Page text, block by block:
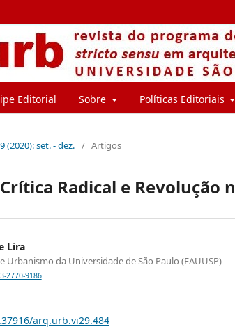
Editorial Sobre Políticas Editoriais
(2020): set. - dez. / Artigos
Radical e Revolução
Lira
Urbanismo da Universidade de São Paulo (FAUUSP)
2770-9186
arq.urb.vi29.484